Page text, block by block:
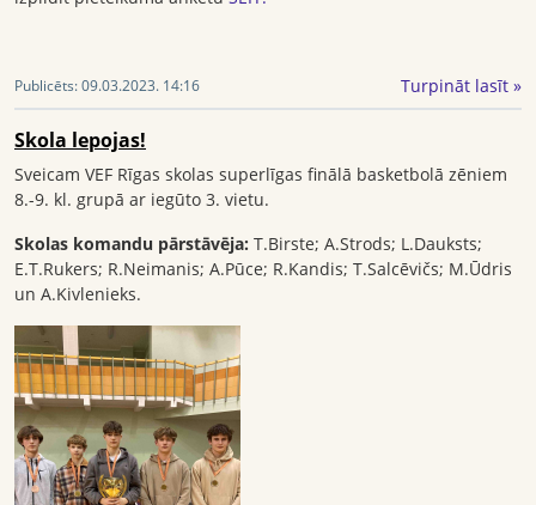
Publicēts:09.03.2023. 14:16 Turpināt lasīt »
Skola lepojas!
Sveicam VEF Rīgas skolas superlīgas finālā basketbolā zēniem
8.-9. kl. grupā ar iegūto 3. vietu.
Skolas komandu pārstāvēja: T.Birste; A.Strods; L.Dauksts;
E.T.Rukers; R.Neimanis; A.Pūce; R.Kandis; T.Salcēvičs; M.Ūdris
un A.Kivlenieks.